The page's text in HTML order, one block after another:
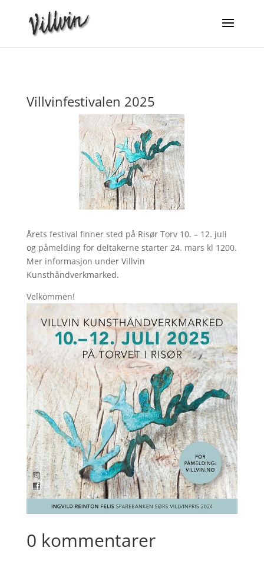
Villvinfestivalen 2025
Årets festival finner sted på Risør Torv 10. – 12. juli
og påmelding for deltakerne starter 24. mars kl 1200.
Mer informasjon under Villvin
Kunsthåndverkmarked.
Velkommen!
0 kommentarer